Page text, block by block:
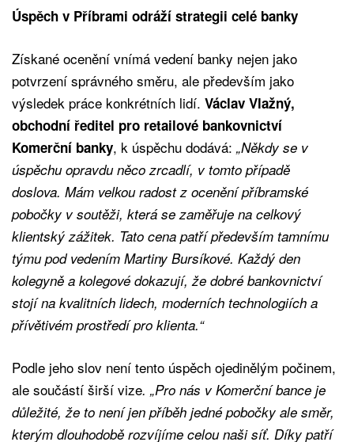
Úspěch v Příbrami odráží strategii celé banky
Získané ocenění vnímá vedení banky nejen jako
potvrzení správného směru, ale především jako
výsledek práce konkrétních lidí. Václav Vlažný,
obchodní ředitel pro retailové bankovnictví
Komerční banky, k úspěchu dodává: „Někdy se v
úspěchu opravdu něco zrcadlí, v tomto případě
doslova. Mám velkou radost z ocenění příbramské
pobočky v soutěži, která se zaměřuje na celkový
klientský zážitek. Tato cena patří především tamnímu
týmu pod vedením Martiny Bursíkové. Každý den
kolegyně a kolegové dokazují, že dobré bankovnictví
stojí na kvalitních lidech, moderních technologiích a
přívětivém prostředí pro klienta.“
Podle jeho slov není tento úspěch ojedinělým počinem,
ale součástí širší vize. „Pro nás v Komerční bance je
důležité, že to není jen příběh jedné pobočky ale směr,
kterým dlouhodobě rozvíjíme celou naši síť. Díky patří